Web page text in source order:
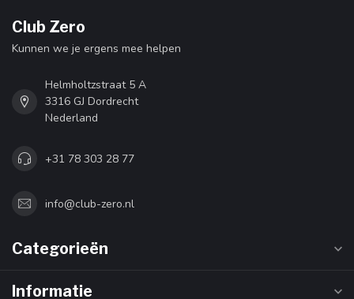
Club Zero
Kunnen we je ergens mee helpen
Helmholtzstraat 5 A
3316 GJ Dordrecht
Nederland
+31 78 303 28 77
info@club-zero.nl
Categorieën
Informatie